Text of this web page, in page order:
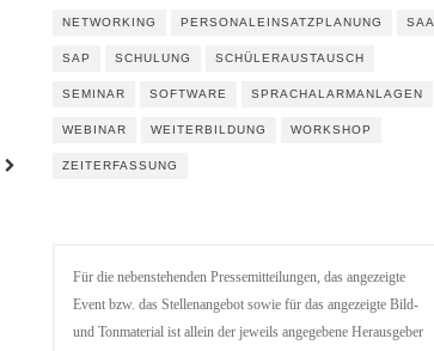
NETWORKING PERSONALEINSATZPLANUNG SAA
SAP SCHULUNG SCHÜLERAUSTAUSCH
SEMINAR SOFTWARE SPRACHALARMANLAGEN
WEBINAR WEITERBILDUNG WORKSHOP
ZEITERFASSUNG
Für die nebenstehenden Pressemitteilungen, das angezeigte
Event bzw. das Stellenangebot sowie für das angezeigte Bild-
und Tonmaterial ist allein der jeweils angegebene Herausgeber